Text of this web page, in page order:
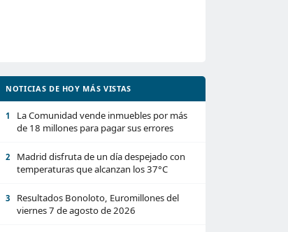
NOTICIAS DE HOY MÁS VISTAS
1
La Comunidad vende inmuebles por más
de 18 millones para pagar sus errores
2
Madrid disfruta de un día despejado con
temperaturas que alcanzan los 37°C
3
Resultados Bonoloto, Euromillones del
viernes 7 de agosto de 2026